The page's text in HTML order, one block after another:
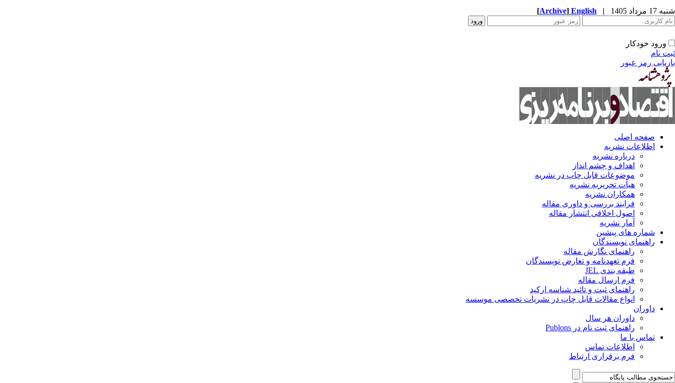
شنبه 17 مرداد 1405 |
English
[Archive]
ورود خودکار
ثبت نام
بازیابی رمز عبور
صفحه اصلی
اطلاعات نشریه
درباره نشریه
اهداف و چشم انداز
موضوعات قابل چاپ در نشریه
هیأت تحریریه نشریه
همکاران نشریه
فرایند بررسی و داوری مقاله
اصول اخلاقی انتشار مقاله
آمار نشریه
شماره های پیشین
راهنمای نویسندگان
راهنمای نگارش مقاله
فرم تعهدنامه و تعارض نویسندگان
طبقه بندی JEL
فرم ارسال مقاله
راهنمای ثبت و تائید شناسه ارکید
انواع مقالات قابل چاپ در نشریات تخصصی موسسه
داوران
داوران هر سال
راهنمای ثبت نام در Publons
تماس با ما
اطلاعات تماس
فرم برقراری ارتباط